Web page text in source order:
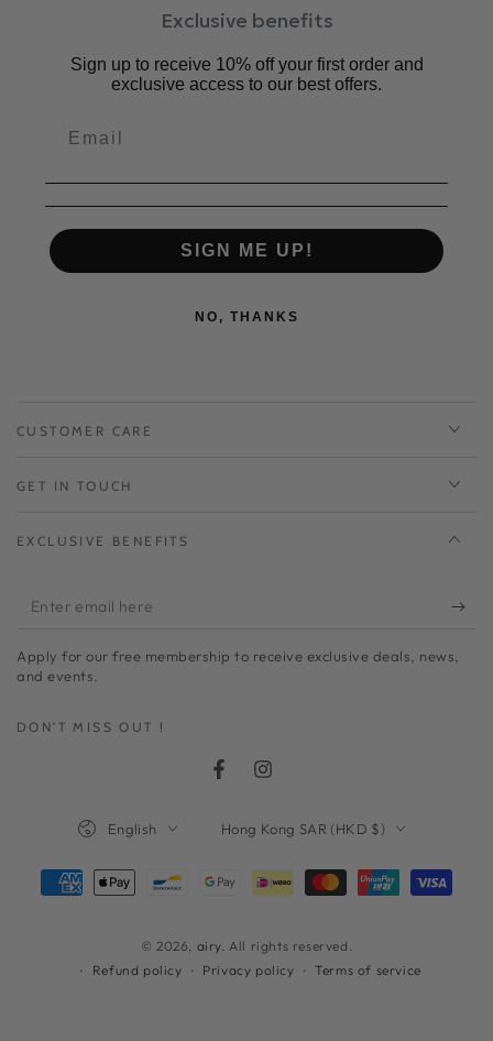
Exclusive benefits
Sign up to receive 10% off your first order and
exclusive access to our best offers.
SIGN ME UP!
NO, THANKS
CUSTOMER CARE
GET IN TOUCH
EXCLUSIVE BENEFITS
Enter
here
Apply for our free membership to receive exclusive deals, news,
and events.
DON'T MISS OUT !
FacebookInstagram
© 2026, airy . All rights reserved.
Refund policy
Privacy policy Terms of service
English Hong Kong SAR (HKD $)
Payment